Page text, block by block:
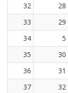
32
28
33
29
34
5
35
30
36
31
37
32